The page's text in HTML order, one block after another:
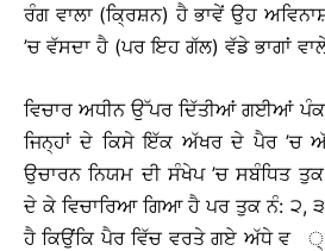
ਰੰਗ ਵਾਲਾ (ਕ੍ਰਿਸ਼ਨ) ਹੈ ਭਾਵੇਂ ਉਹ
’ਚ ਵੱਸਦਾ ਹੈ (ਪਰ ਇਹ ਗੱਲ) ਵੱਡੇ ਭਾਗਾਂ
ਵਿਚਾਰ ਅਧੀਨ ਉੱਪਰ ਦਿੱਤੀਆਂ ਗਈਆਂ
ਜਿਨ੍ਹਾਂ ਦੇ ਕਿਸੇ ਇੱਕ ਅੱਖਰ ਦੇ ਪੈਰ ’ਚ
ਉਚਾਰਨ ਨਿਯਮ ਦੀ ਸੰਖੇਪ ’ਚ ਸਬੰਧਿਤ
ਦੇ ਕੇ ਵਿਚਾਰਿਆ ਗਿਆ ਹੈ ਪਰ ਤੁਕ ਨੰ: ੨,
ਹੈ ਕਿਉਂਕਿ ਪੈਰ ਵਿੱਚ ਵਰਤੇ ਗਏ ਅੱਧੇ ਵ ੍ਵ